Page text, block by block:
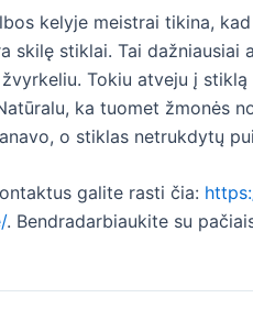
kelyje meistrai tikina,
skilę stiklai. Tai
Tokiu atveju į
ka tuomet žmonės
o stiklas netrukdytų
galite rasti čia:
. Bendradarbiaukite su